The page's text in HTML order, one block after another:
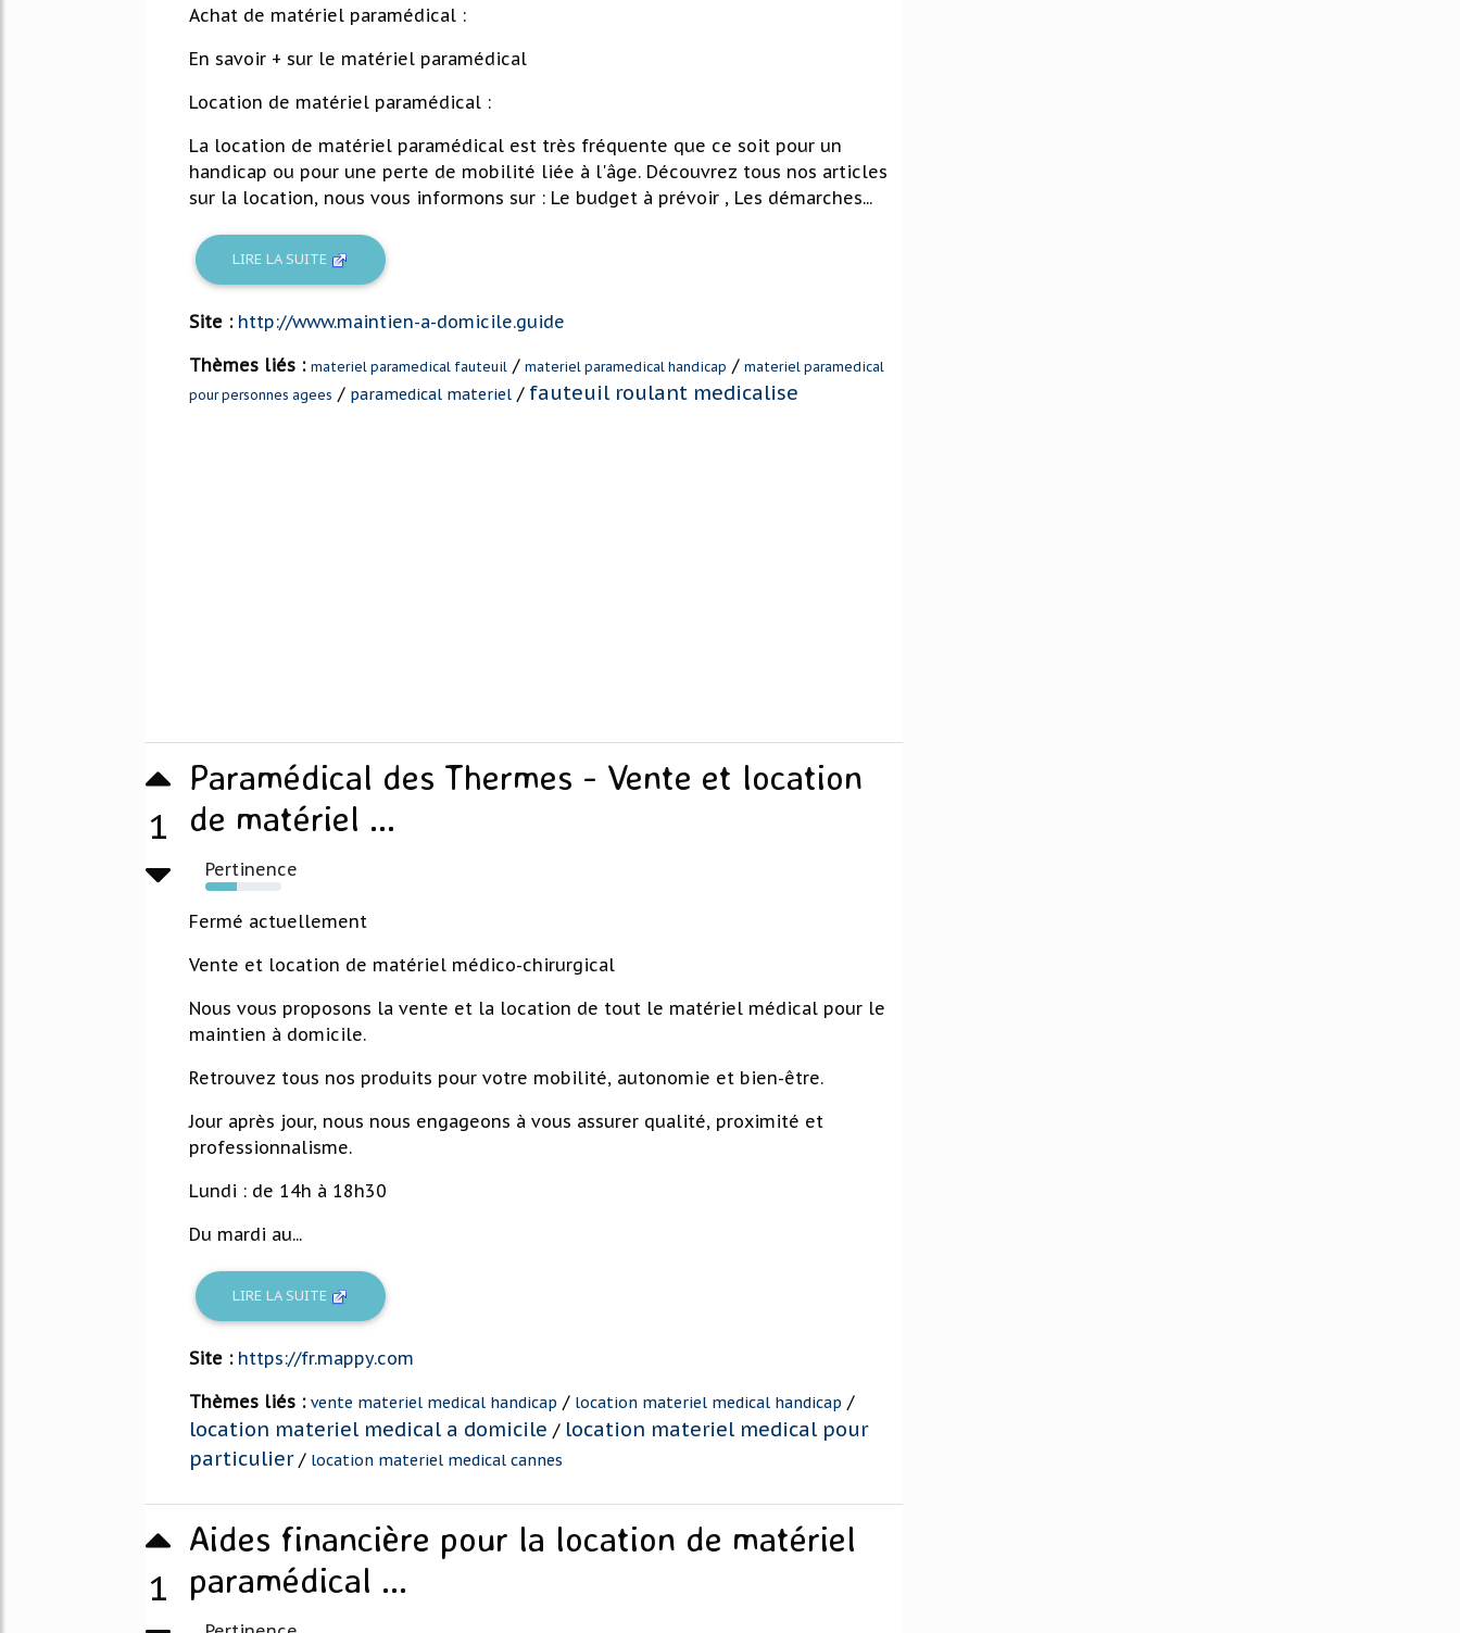
Achat de matériel paramédical :
En savoir + sur le matériel paramédical
Location de matériel paramédical :
La location de matériel paramédical est très fréquente que ce soit pour un
handicap ou pour une perte de mobilité liée à l'âge. Découvrez tous nos articles
sur la location, nous vous informons sur : Le budget à prévoir , Les démarches...
LIRE LA SUITE
Site : http://www.maintien-a-domicile.guide
Thèmes liés : materiel paramedical fauteuil / materiel paramedical handicap / materiel paramedical
pour personnes agees / paramedical materiel / fauteuil roulant medicalise
1
Paramédical des Thermes - Vente et location
de matériel ...
Pertinence
42%
Fermé actuellement
Vente et location de matériel médico-chirurgical
Nous vous proposons la vente et la location de tout le matériel médical pour le
maintien à domicile.
Retrouvez tous nos produits pour votre mobilité, autonomie et bien-être.
Jour après jour, nous nous engageons à vous assurer qualité, proximité et
professionnalisme.
Lundi : de 14h à 18h30
Du mardi au...
LIRE LA SUITE
Site : https://fr.mappy.com
Thèmes liés : vente materiel medical handicap / location materiel medical handicap /
location materiel medical a domicile / location materiel medical pour
particulier/ location materiel medical cannes
1
Aides financière pour la location de matériel
paramédical ...